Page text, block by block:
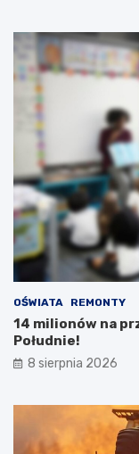
OŚWIATA REMONTY
14 milionów na
Południe!
8 sierpnia 2026